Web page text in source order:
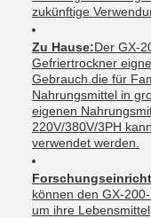
zukünftige
Zu Hause:Der GX-
Gefriertrockner
Gebrauch.die für
Nahrungsmittel in
eigenen
220V/380V/3PH
verwendet werden.
können den GX-
um ihre